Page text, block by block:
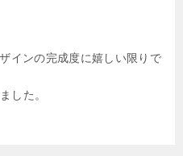
インの完成度に嬉しい限りで
した。